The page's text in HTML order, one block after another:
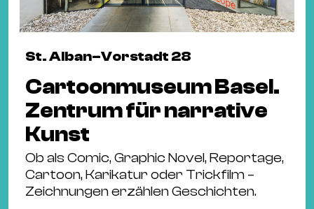
St. Alban–Vorstadt 28
Cartoonmuseum Basel.
Zentrum für narrative
Kunst
Ob als Comic, Graphic Novel, Reportage,
Cartoon, Karikatur oder Trickfilm –
Zeichnungen erzählen Geschichten.